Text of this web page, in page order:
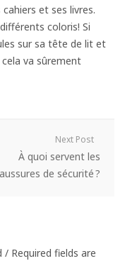
et ses livres.
coloris! Si
sur sa tête de lit et
cela va sûrement
Next Post
À quoi servent les
de sécurité ?
Required fields are